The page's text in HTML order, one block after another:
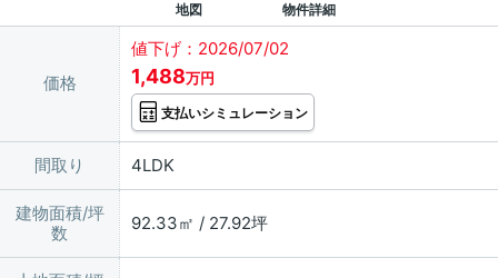
地図 物件詳細
価格
値下げ：2026/07/02
1,488万円
支払いシミュレーション
間取り 4LDK
建物面積/坪
数
92.33㎡ / 27.92坪